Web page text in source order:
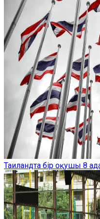
Таиландта бір оқушы 8